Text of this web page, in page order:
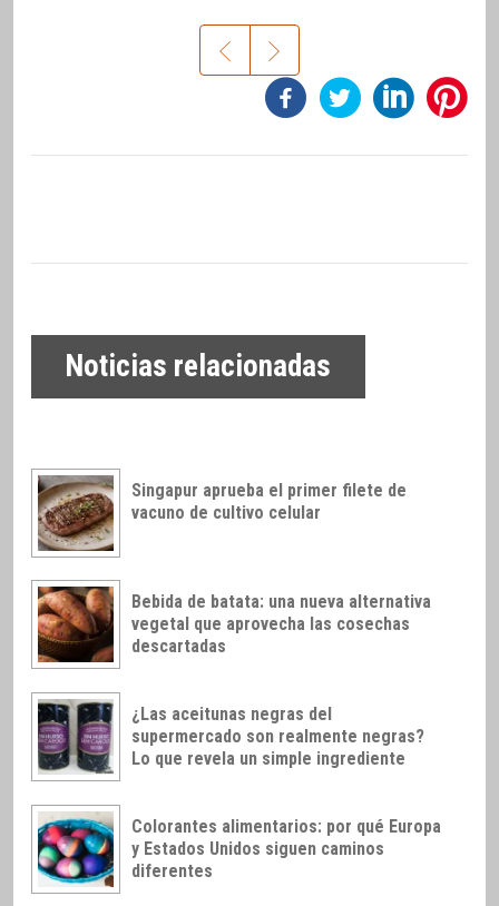
Noticias relacionadas
Singapur aprueba el primer filete de
vacuno de cultivo celular
Bebida de batata: una nueva alternativa
vegetal que aprovecha las cosechas
descartadas
¿Las aceitunas negras del
supermercado son realmente negras?
Lo que revela un simple ingrediente
Colorantes alimentarios: por qué Europa
y Estados Unidos siguen caminos
diferentes